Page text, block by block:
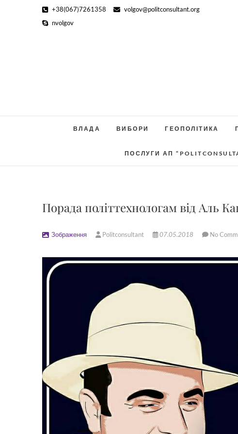
+38(067)7261358
volgov@politconsultant.org
nvolgov
ВЛАДА ВИБОРИ ГЕОПОЛІТИКА
ПОСЛУГИ АП
Порада політтехнологам від Аль
Зображення Politconsultant 07.05.2018 No